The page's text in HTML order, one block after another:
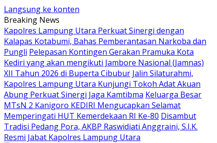
Langsung ke konten
Breaking News
Kapolres Lampung Utara Perkuat Sinergi dengan
Kalapas Kotabumi, Bahas Pemberantasan Narkoba dan
Pungli Pelepasan Kontingen Gerakan Pramuka Kota
Kediri yang akan mengikuti Jambore Nasional (Jamnas)
XII Tahun 2026 di Buperta Cibubur Jalin Silaturahmi,
Kapolres Lampung Utara Kunjungi Tokoh Adat Akuan
Abung Perkuat Sinergi Jaga Kamtibma Keluarga Besar
MTsN 2 Kanigoro KEDIRI Mengucapkan Selamat
Memperingati HUT Kemerdekaan RI Ke-80 Disambut
Tradisi Pedang Pora, AKBP Raswidiati Anggraini, S.I.K.
Resmi Jabat Kapolres Lampung Utara